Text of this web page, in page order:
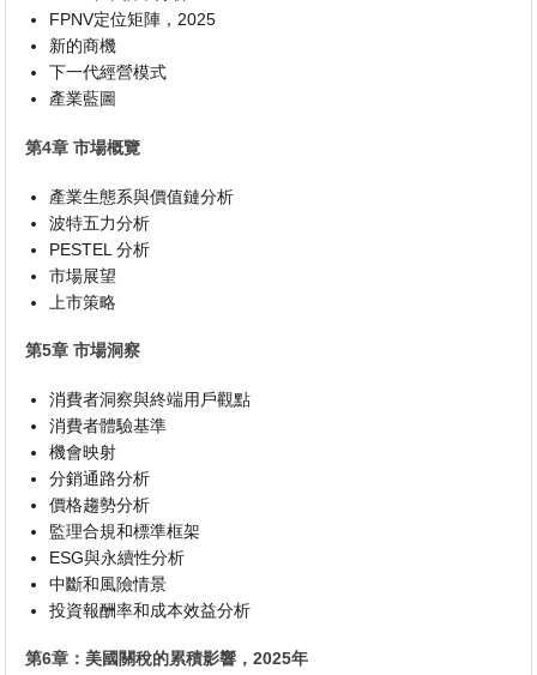
FPNV定位矩陣，2025
新的商機
下一代經營模式
產業藍圖
第4章 市場概覽
產業生態系與價值鏈分析
波特五力分析
PESTEL 分析
市場展望
上市策略
第5章 市場洞察
消費者洞察與終端用戶觀點
消費者體驗基準
機會映射
分銷通路分析
價格趨勢分析
監理合規和標準框架
ESG與永續性分析
中斷和風險情景
投資報酬率和成本效益分析
第6章：美國關稅的累積影響，2025年